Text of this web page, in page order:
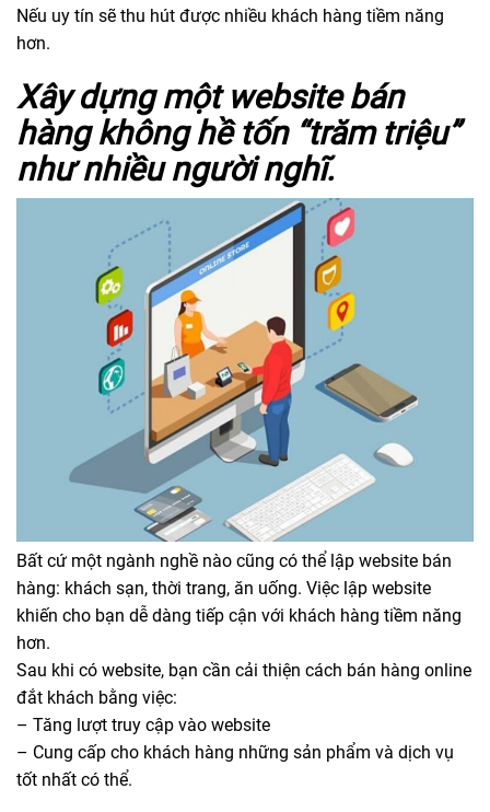
Nếu uy tín sẽ thu hút được nhiều khách hàng tiềm năng
hơn.
Xây dựng một website bán
hàng không hề tốn “trăm triệu”
như nhiều người nghĩ.
Bất cứ một ngành nghề nào cũng có thể lập website bán
hàng: khách sạn, thời trang, ăn uống. Việc lập website
khiến cho bạn dễ dàng tiếp cận với khách hàng tiềm năng
hơn.
Sau khi có website, bạn cần cải thiện cách bán hàng online
đắt khách bằng việc:
– Tăng lượt truy cập vào website
– Cung cấp cho khách hàng những sản phẩm và dịch vụ
tốt nhất có thể.